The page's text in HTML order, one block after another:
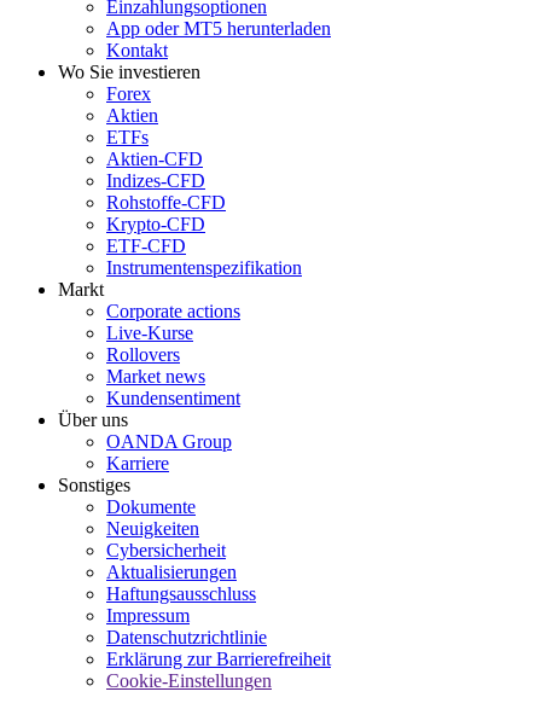
Einzahlungsoptionen
App oder MT5 herunterladen
Kontakt
Wo Sie investieren
Forex
Aktien
ETFs
Aktien-CFD
Indizes-CFD
Rohstoffe-CFD
Krypto-CFD
ETF-CFD
Instrumentenspezifikation
Markt
Corporate actions
Live-Kurse
Rollovers
Market news
Kundensentiment
Über uns
OANDA Group
Karriere
Sonstiges
Dokumente
Neuigkeiten
Cybersicherheit
Aktualisierungen
Haftungsausschluss
Impressum
Datenschutzrichtlinie
Erklärung zur Barrierefreiheit
Cookie-Einstellungen